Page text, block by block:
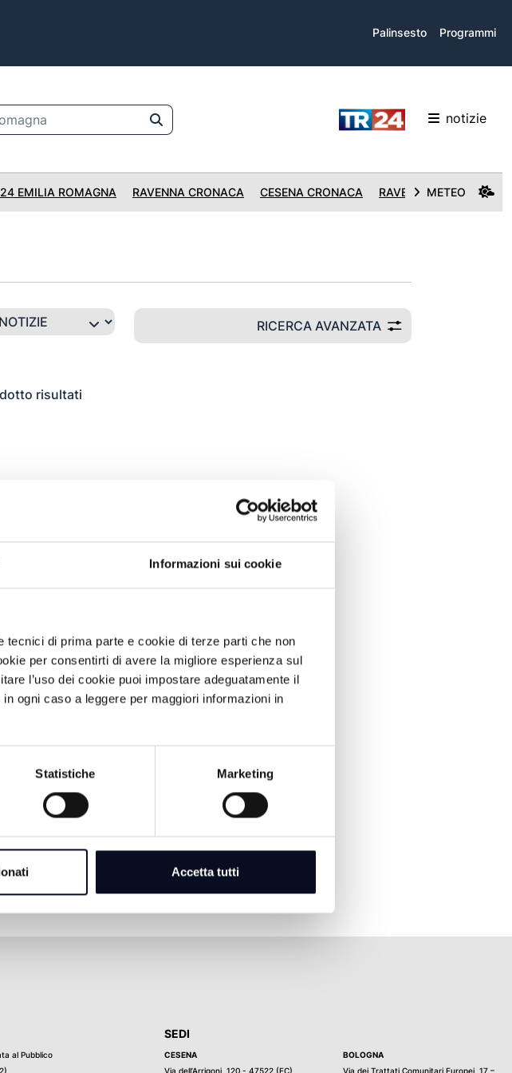
Informazioni sui cookie
di prima parte e cookie di terze parti che non
per consentirti di avere la migliore esperienza sul
l’uso dei cookie puoi impostare adeguatamente il
ogni caso a leggere per maggiori informazioni in
Statistiche Marketing
Accetta tutti
Palinsesto Programmi
notizie
EMILIA ROMAGNA RAVENNA CRONACA CESENA CRONACA RAVENNA CRONACA
METEO
RICERCA AVANZATA
risultati
al Pubblico
SEDI
CESENA
Via dell’Arrigoni, 120 - 47522 (FC)
BOLOGNA
Via dei Trattati Comunitari Europei, 17 –